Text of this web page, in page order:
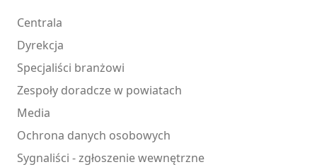
Centrala
Dyrekcja
Specjaliści branżowi
Zespoły doradcze w powiatach
Media
Ochrona danych osobowych
Sygnaliści - zgłoszenie wewnętrzne